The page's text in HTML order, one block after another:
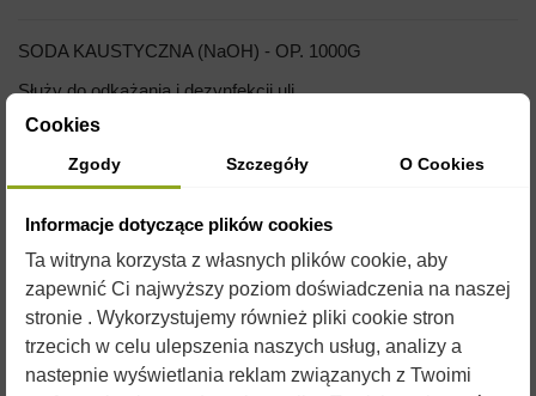
SODA KAUSTYCZNA (NaOH) - OP. 1000G
Służy do odkażania i dezynfekcji uli.
Ze względu na reakcję chemiczną zabrania się stosowania
naczyń aluminiowych i ocynkowanych.
Cookies
Zgody Szczegóły O Cookies
Informacje dotyczące plików cookies
Ta witryna korzysta z własnych plików cookie, aby
zapewnić Ci najwyższy poziom doświadczenia na naszej
stronie . Wykorzystujemy również pliki cookie stron
trzecich w celu ulepszenia naszych usług, analizy a
nastepnie wyświetlania reklam związanych z Twoimi